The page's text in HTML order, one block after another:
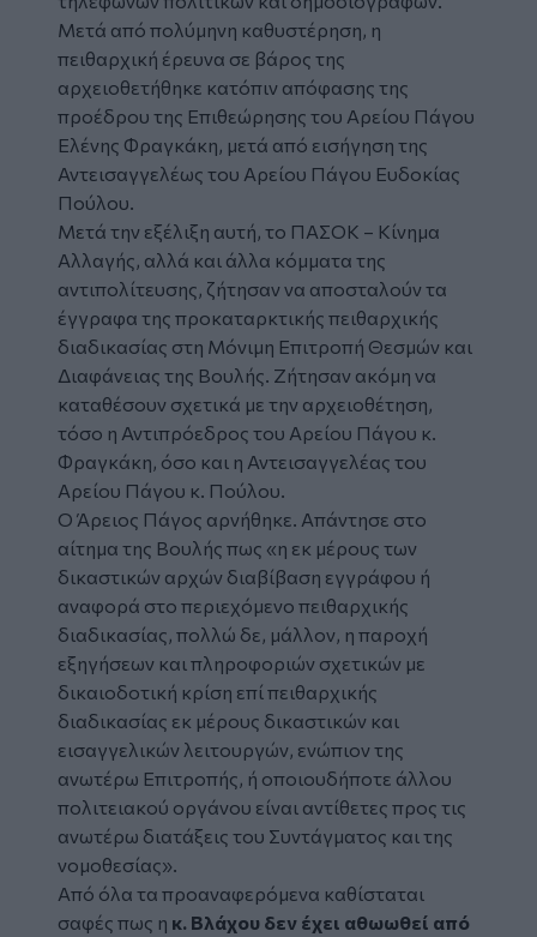
Μετά από πολύμηνη καθυστέρηση, η
πειθαρχική έρευνα σε βάρος της
αρχειοθετήθηκε κατόπιν απόφασης της
προέδρου της Επιθεώρησης του Αρείου Πάγου
Ελένης Φραγκάκη, μετά από εισήγηση της
Αντεισαγγελέως του Αρείου Πάγου Ευδοκίας
Πούλου.
Μετά την εξέλιξη αυτή, το ΠΑΣΟΚ – Κίνημα
Αλλαγής, αλλά και άλλα κόμματα της
αντιπολίτευσης, ζήτησαν να αποσταλούν τα
έγγραφα της προκαταρκτικής πειθαρχικής
διαδικασίας στη Μόνιμη Επιτροπή Θεσμών και
Διαφάνειας της Βουλής. Ζήτησαν ακόμη να
καταθέσουν σχετικά με την αρχειοθέτηση,
τόσο η Αντιπρόεδρος του Αρείου Πάγου κ.
Φραγκάκη, όσο και η Αντεισαγγελέας του
Αρείου Πάγου κ. Πούλου.
Ο Άρειος Πάγος αρνήθηκε. Απάντησε στο
αίτημα της Βουλής πως «η εκ μέρους των
δικαστικών αρχών διαβίβαση εγγράφου ή
αναφορά στο περιεχόμενο πειθαρχικής
διαδικασίας, πολλώ δε, μάλλον, η παροχή
εξηγήσεων και πληροφοριών σχετικών με
δικαιοδοτική κρίση επί πειθαρχικής
διαδικασίας εκ μέρους δικαστικών και
εισαγγελικών λειτουργών, ενώπιον της
ανωτέρω Επιτροπής, ή οποιουδήποτε άλλου
πολιτειακού οργάνου είναι αντίθετες προς τις
ανωτέρω διατάξεις του Συντάγματος και της
νομοθεσίας».
Από όλα τα προαναφερόμενα καθίσταται
σαφές πως η κ. Βλάχου δεν έχει αθωωθεί από